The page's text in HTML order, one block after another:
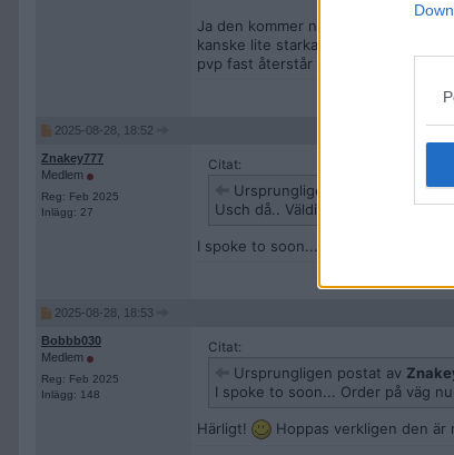
Ja den kommer nog vara svagare
kanske lite starkare det är svårt att
pvp fast återstår att se. Fast
2025-08-28, 18:52
Znakey777
Medlem
Reg: Feb 2025
Inlägg: 27
Citat:
Ursprungligen postat av
Usch då.. Väldigt segt
I spoke to soon... Order på väg nu,
2025-08-28, 18:53
Bobbb030
Medlem
Reg: Feb 2025
Inlägg: 148
Citat:
Ursprungligen postat av
I spoke to soon... Order på väg
Härligt! Hoppas verkligen den är